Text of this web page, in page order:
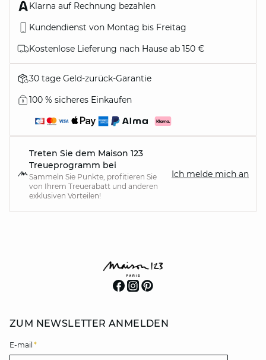
Klarna auf Rechnung bezahlen
Kundendienst von Montag bis Freitag
Kostenlose Lieferung nach Hause ab 150 €
30 tage Geld-zurück-Garantie
100 % sicheres Einkaufen
Treten Sie dem Maison 123
Treueprogramm bei
Sammeln Sie Punkte, profitieren Sie
von Ihrem Treuerabatt und anderen
exklusiven Vorteilen!
Ich melde mich an
ZUM NEWSLETTER ANMELDEN
E-mail *